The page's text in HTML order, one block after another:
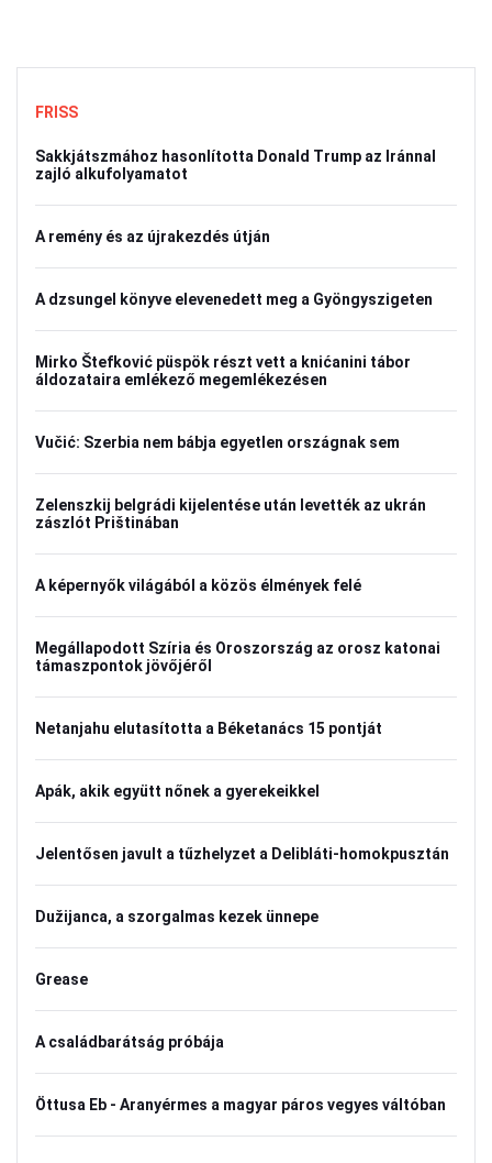
FRISS
Sakkjátszmához hasonlította Donald Trump az Iránnal
zajló alkufolyamatot
A remény és az újrakezdés útján
A dzsungel könyve elevenedett meg a Gyöngyszigeten
Mirko Štefković püspök részt vett a knićanini tábor
áldozataira emlékező megemlékezésen
Vučić: Szerbia nem bábja egyetlen országnak sem
Zelenszkij belgrádi kijelentése után levették az ukrán
zászlót Prištinában
A képernyők világából a közös élmények felé
Megállapodott Szíria és Oroszország az orosz katonai
támaszpontok jövőjéről
Netanjahu elutasította a Béketanács 15 pontját
Apák, akik együtt nőnek a gyerekeikkel
Jelentősen javult a tűzhelyzet a Delibláti-homokpusztán
Dužijanca, a szorgalmas kezek ünnepe
Grease
A családbarátság próbája
Öttusa Eb - Aranyérmes a magyar páros vegyes váltóban